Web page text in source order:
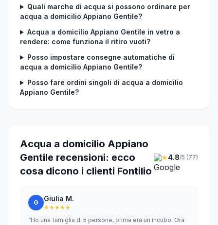
Quali marche di acqua si possono ordinare per
acqua a domicilio Appiano Gentile?
Acqua a domicilio Appiano Gentile in vetro a
rendere: come funziona il ritiro vuoti?
Posso impostare consegne automatiche di
acqua a domicilio Appiano Gentile?
Posso fare ordini singoli di acqua a domicilio
Appiano Gentile?
Acqua a domicilio Appiano
Gentile recensioni: ecco
cosa dicono i clienti Fontilio
★4.8/5 (77)
G Giulia M.
★★★★★
“Ho una famiglia di 5 persone, prima era un incubo. Ora